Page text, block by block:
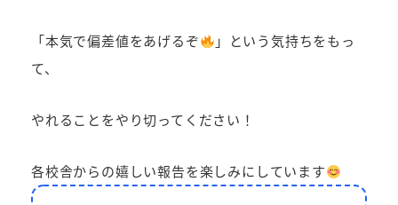
「本気で偏差値をあげるぞ
」という気持ちをもっ
て、
やれることをやり切ってください！
各校舎からの嬉しい報告を楽しみにしています